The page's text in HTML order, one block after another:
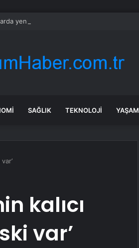
yeni uygulama devreye girdi
SAĞLIK TEKNOLOJI YAŞAM
kalıcı
var’